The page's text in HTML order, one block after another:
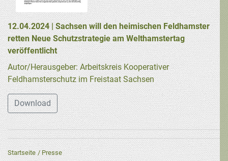
12.04.2024 | Sachsen will den heimischen Feldhamster
retten Neue Schutzstrategie am Welthamstertag
veröffentlicht
Autor/Herausgeber: Arbeitskreis Kooperativer
Feldhamsterschutz im Freistaat Sachsen
Download
Startseite Presse